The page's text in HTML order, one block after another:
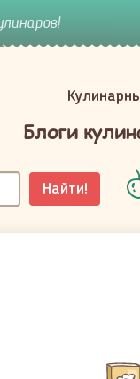
Блоги
Найти!